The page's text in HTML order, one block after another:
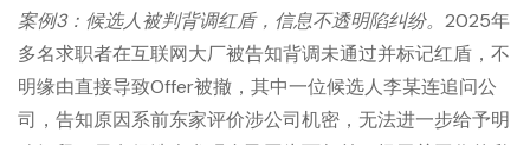
案例3：候选人被判背调红盾，信息不透明陷纠纷。 2025年
多名求职者在互联网大厂被告知背调未通过并标记红盾，不
明缘由直接导致Offer被撤，其中一位候选人李某连追问公
司，告知原因系前东家评价涉公司机密，无法进一步给予明